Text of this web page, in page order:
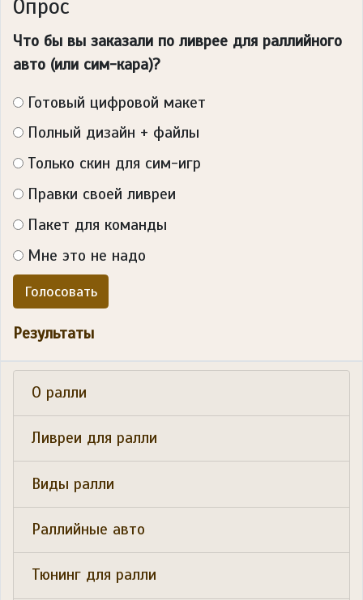
Опрос
Что бы вы заказали по ливрее для раллийного
авто (или сим-кара)?
Готовый цифровой макет
Полный дизайн + файлы
Только скин для сим-игр
Правки своей ливреи
Пакет для команды
Мне это не надо
Голосовать
Результаты
О ралли
Ливреи для ралли
Виды ралли
Раллийные авто
Тюнинг для ралли